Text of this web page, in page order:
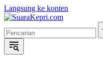
Langsung ke konten